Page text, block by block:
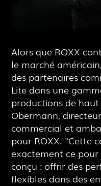
Alors que ROXX
le marché
des partenaires
Lite dans une
productions de
Obermann,
commercial et
pour ROXX. "Cette
exactement ce
conçu : offrir des
flexibles dans des